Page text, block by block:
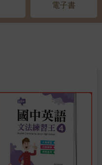
電子書